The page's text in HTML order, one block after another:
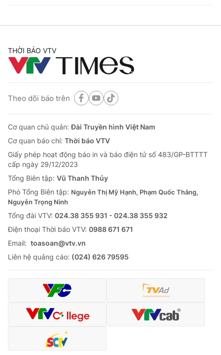
THỜI BÁO VTV
Theo dõi báo trên
Cơ quan chủ quản:Đài Truyền hình Việt Nam
Cơ quan báo chí: Thời báo VTV
Giấy phép hoạt động báo in và báo điện tử số 483/GP-BTTTT
cấp ngày 29/12/2023
Tổng Biên tập: Vũ Thanh Thủy
Phó Tổng Biên tập: Nguyễn Thị Mỹ Hạnh, Phạm Quốc Thắng,
Nguyễn Trọng Ninh
Tổng đài VTV: 024.38 355 931 - 024.38 355 932
Ðiện thoại Thời báo VTV: 0988 671 671
Email: toasoan@vtv.vn
Liên hệ quảng cáo: (024) 626 79595